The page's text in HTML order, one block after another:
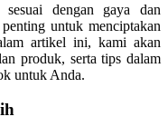
sesuai dengan gaya dan
untuk menciptakan
artikel ini, kami akan
produk, serta tips dalam
untuk Anda.